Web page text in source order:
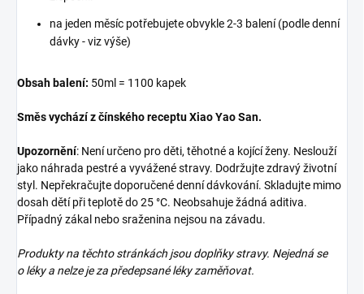
na jeden měsíc potřebujete obvykle 2-3 balení (podle denní
dávky - viz výše)
Obsah balení: 50ml = 1100 kapek
Směs vychází z čínského receptuXiao Yao San.
Upozornění: Není určeno pro děti, těhotné a kojící ženy. Neslouží
jako náhrada pestré a vyvážené stravy. Dodržujte zdravý životní
styl. Nepřekračujte doporučené denní dávkování. Skladujte mimo
dosah dětí při teplotě do 25 °C. Neobsahuje žádná aditiva.
Případný zákal nebo sraženina nejsou na závadu.
Produkty na těchto stránkách jsou doplňky stravy. Nejedná se
o léky a nelze je za předepsané léky zaměňovat.